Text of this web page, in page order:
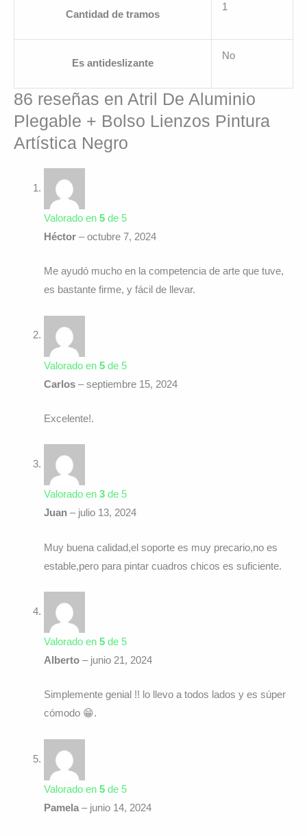
Cantidad de tramos
1
Es antideslizante
No
86 reseñas en Atril De Aluminio
Plegable + Bolso Lienzos Pintura
Artística Negro
Valorado en 5de 5
Héctor – octubre 7, 2024
Me ayudó mucho en la competencia de arte que tuve,
es bastante firme, y fácil de llevar.
Valorado en 5de 5
Carlos – septiembre 15, 2024
Excelente!.
Valorado en 3de 5
Juan – julio 13, 2024
Muy buena calidad,el soporte es muy precario,no es
estable,pero para pintar cuadros chicos es suficiente.
Valorado en 5de 5
Alberto – junio 21, 2024
Simplemente genial !! lo llevo a todos lados y es súper
cómodo 😁.
Valorado en 5de 5
Pamela – junio 14, 2024